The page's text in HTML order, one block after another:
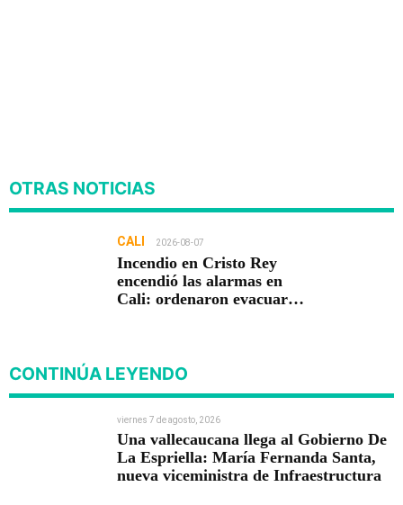
OTRAS NOTICIAS
CALI 2026-08-07
Incendio en Cristo Rey
encendió las alarmas en
Cali: ordenaron evacuar
CONTINÚA LEYENDO
viernes 7 de agosto, 2026
Una vallecaucana llega al Gobierno De
La Espriella: María Fernanda Santa,
nueva viceministra de Infraestructura